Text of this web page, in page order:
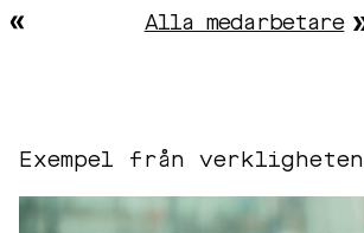
Alla medarbetare
Exempel från verkligheten